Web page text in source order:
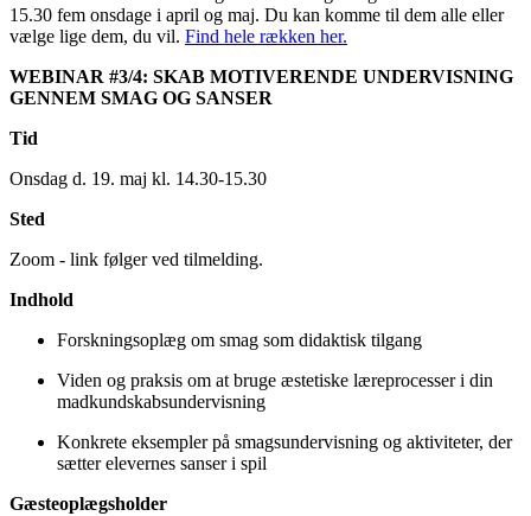
15.30 fem onsdage i april og maj. Du kan komme til dem alle eller
vælge lige dem, du vil. Find hele rækken her.
WEBINAR #3/4: SKAB MOTIVERENDE UNDERVISNING
GENNEM SMAG OG SANSER
Tid
Onsdag d. 19. maj kl. 14.30-15.30
Sted
Zoom - link følger ved tilmelding.
Indhold
Forskningsoplæg om smag som didaktisk tilgang
Viden og praksis om at bruge æstetiske læreprocesser i din
madkundskabsundervisning
Konkrete eksempler på smagsundervisning og aktiviteter, der
sætter elevernes sanser i spil
Gæsteoplægsholder